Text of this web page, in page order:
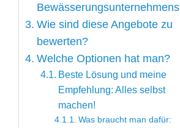
Bewässerungsunternehmens
Wie sind diese Angebote zu
bewerten?
Welche Optionen hat man?
Beste Lösung und meine
Empfehlung: Alles selbst
machen!
Was braucht man dafür: